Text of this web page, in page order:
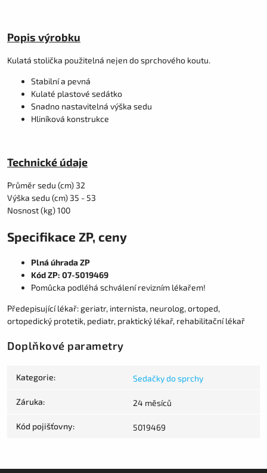
Popis výrobku
Kulatá stolička použitelná nejen do sprchového koutu.
Stabilní a pevná
Kulaté plastové sedátko
Snadno nastavitelná výška sedu
Hliníková konstrukce
Technické údaje
Průměr sedu (cm) 32
Výška sedu (cm) 35 - 53
Nosnost (kg) 100
Specifikace ZP, ceny
Plná úhrada ZP
Kód ZP: 07-5019469
Pomůcka podléhá schválení revizním lékařem!
Předepisující lékař: geriatr, internista, neurolog, ortoped,
ortopedický protetik, pediatr, praktický lékař, rehabilitační lékař
Doplňkové parametry
Kategorie: Sedačky do sprchy
Záruka: 24 měsíců
Kód pojišťovny: 5019469